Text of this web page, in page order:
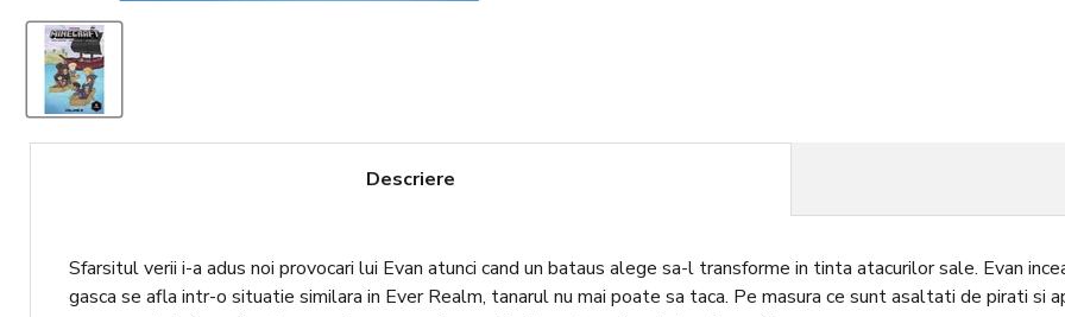
Descriere
Sfarsitul verii i-a adus noi provocari lui Evan atunci cand un bataus alege sa-l transforme in tinta atacurilor sale. Evan
gasca se afla intr-o situatie similara in Ever Realm, tanarul nu mai poate sa taca. Pe masura ce sunt asaltati de pirati si